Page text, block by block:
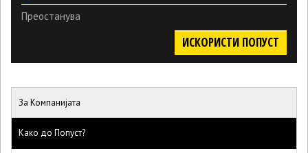
Преостанува
ИСКОРИСТИ ПОПУСТ
За Компанијата
Како до Попуст?